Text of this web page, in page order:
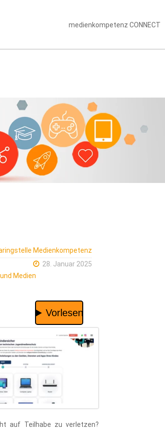
medienkompetenz CONNECT
Medienkompetenz
28. Januar 2025
Medien
auf Teilhabe zu verletzen?